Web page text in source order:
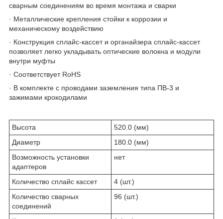
сварным соединениям во время монтажа и сварки
· Металлические крепления стойки к коррозии и
механическому воздействию
· Конструкция сплайс-кассет и органайзера сплайс-кассет
позволяет легко укладывать оптические волокна и модули
внутри муфты
· Соответствует RoHS
· В комплекте с проводами заземления типа ПВ-3 и
зажимами крокодилами
Высота
520.0 (мм)
Диаметр
180.0 (мм)
Возможность установки
адаптеров
нет
Количество сплайс кассет
4 (шт.)
Количество сварных
соединений
96 (шт.)